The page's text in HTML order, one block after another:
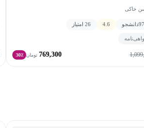
هستند.خاکی
دانشجو 4.6 26 امتیاز
769,300 تومان 30٪